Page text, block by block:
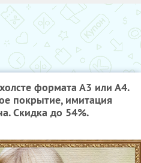
формата А3 или А4.
покрытие, имитация
Скидка до 54%.